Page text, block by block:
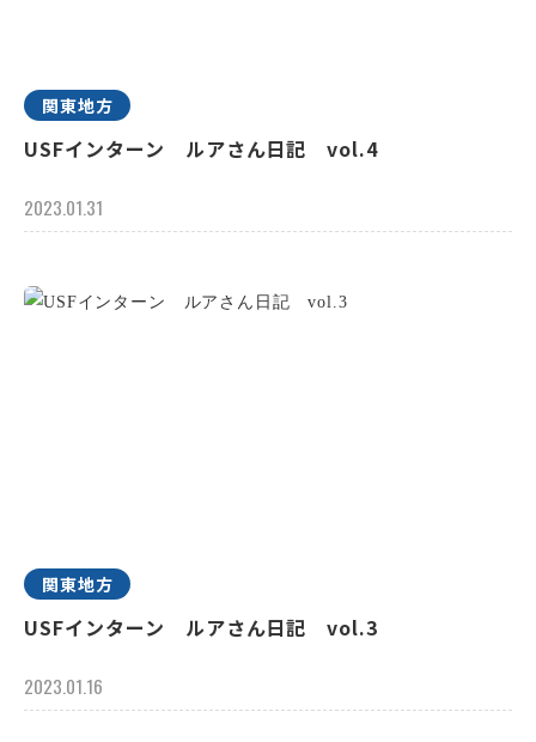
関東地方
USFインターン ルアさん日記 vol.4
2023.01.31
関東地方
USFインターン ルアさん日記 vol.3
2023.01.16